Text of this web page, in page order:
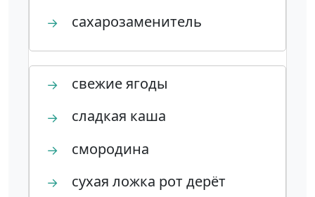
→ сахарозаменитель
→ свежие ягоды
→ сладкая каша
→ смородина
→ сухая ложка рот дерёт